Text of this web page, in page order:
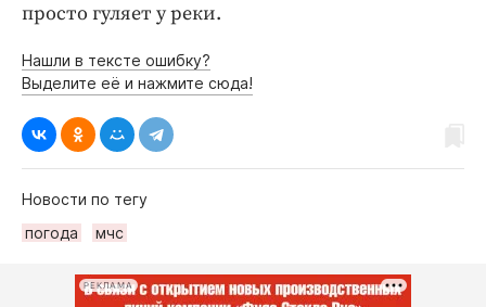
просто гуляет у реки.
Нашли в тексте ошибку?
Выделите её и нажмите сюда!
Новости по тегу
погода
мчс
РЕКЛАМА